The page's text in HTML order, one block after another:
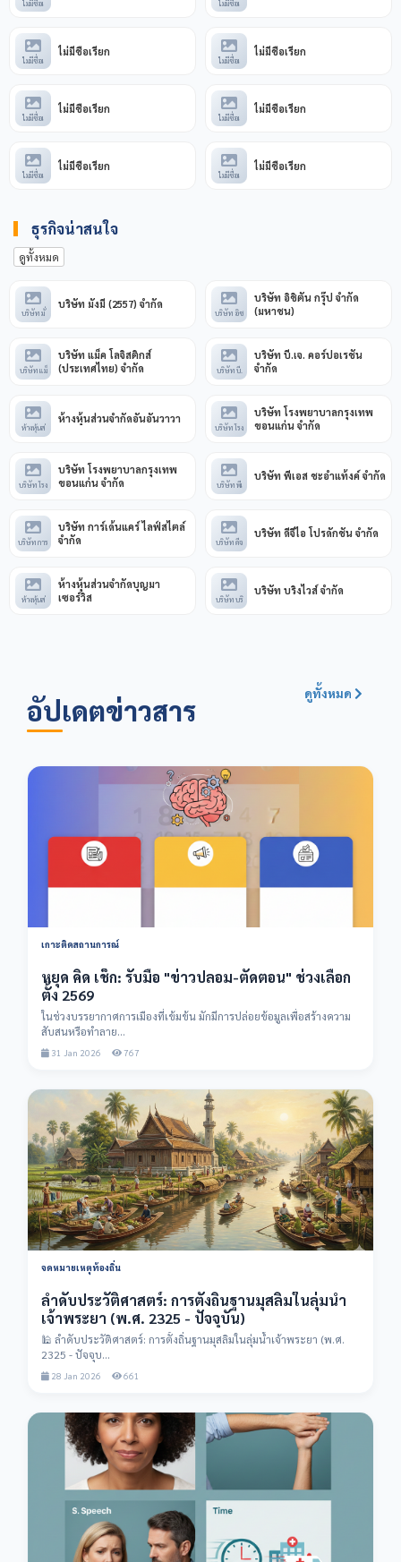
ไม่มีชื่อเ ไม่มีชื่อเ
ไม่มีชื่อเ
ไม่มีชื่อเรียก
ไม่มีชื่อเ
ไม่มีชื่อเรียก
ไม่มีชื่อเ
ไม่มีชื่อเรียก
ไม่มีชื่อเ
ไม่มีชื่อเรียก
ไม่มีชื่อเ
ไม่มีชื่อเรียก
ไม่มีชื่อเ
ไม่มีชื่อเรียก
ธุรกิจน่าสนใจ
ดูทั้งหมด
บริษัท มั่
บริษัท มั่งมี (2557) จำกัด
บริษัท อิช
บริษัท อิชิตัน กรุ๊ป จำกัด
(มหาชน)
บริษัท แม็
บริษัท แม็ค โลจิสติกส์
(ประเทศไทย) จำกัด
บริษัท บี.
บริษัท บี.เจ. คอร์ปอเรชั่น
จำกัด
ห้างหุ้นส่
ห้างหุ้นส่วนจำกัดอันอันวาวา
บริษัท โรง
บริษัท โรงพยาบาลกรุงเทพ
ขอนแก่น จำกัด
บริษัท โรง
บริษัท โรงพยาบาลกรุงเทพ
ขอนแก่น จำกัด
บริษัท พีเ
บริษัท พีเอส ชะอำแท้งค์ จำกัด
บริษัท การ
บริษัท การ์เด้นแคร์ ไลฟ์สไตล์
จำกัด
บริษัท ดีจ
บริษัท ดีจีไอ โปรดักชั่น จำกัด
ห้างหุ้นส่
ห้างหุ้นส่วนจำกัดบุญมา
เซอร์วิส
บริษัท บริ
บริษัท บริงไวส์ จำกัด
อัปเดตข่าวสาร ดูทั้งหมด
เกาะติดสถานการณ์
หยุด คิด เช็ก: รับมือ "ข่าวปลอม-ตัดตอน" ช่วงเลือก
ตั้ง 2569
ในช่วงบรรยากาศการเมืองที่เข้มข้น มักมีการปล่อยข้อมูลเพื่อสร้างความ
สับสนหรือทำลาย...
31 Jan 2026 767
จดหมายเหตุท้องถิ่น
ลำดับประวัติศาสตร์: การตั้งถิ่นฐานมุสลิมในลุ่มน้ำ
เจ้าพระยา (พ.ศ. 2325 - ปัจจุบัน)
🕌 ลำดับประวัติศาสตร์: การตั้งถิ่นฐานมุสลิมในลุ่มน้ำเจ้าพระยา (พ.ศ.
2325 - ปัจจุบ...
28 Jan 2026 661